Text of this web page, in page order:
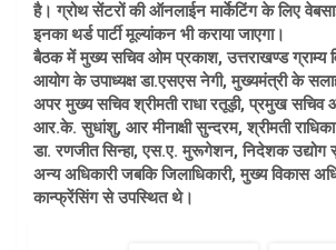
है। ग्रोथ सेंटरों की ऑनलाईन मार्केटिंग के लिए
इनका थर्ड पार्टी मूल्यांकन भी कराया जाएगा।
बैठक में मुख्य सचिव ओम प्रकाश, उत्तराखण्ड ग्राम्य
आयोग के उपाध्यक्ष डा.एसएस नेगी, मुख्यमंत्री के
अपर मुख्य सचिव श्रीमती राधा रतूड़ी, प्रमुख सचिव
आर.के. सुधांशु, आर मीनाक्षी सुन्दरम, श्रीमती
डा. रणजीत सिन्हा, एस.ए. मुरूगेशन, निदेशक उद्योग
अन्य अधिकारी जबकि जिलाधिकारी, मुख्य विकास
कान्फ्रेंसिंग से उपस्थित थे।